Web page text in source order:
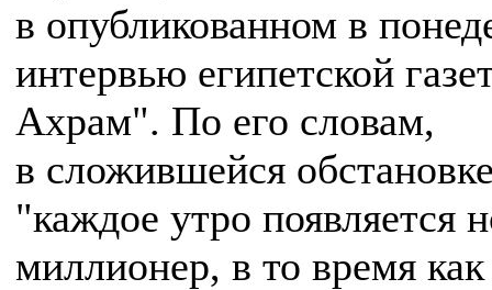
в опубликованном в
интервью египетской
Ахрам". По его словам,
в сложившейся
"каждое утро появляется
миллионер, в то время